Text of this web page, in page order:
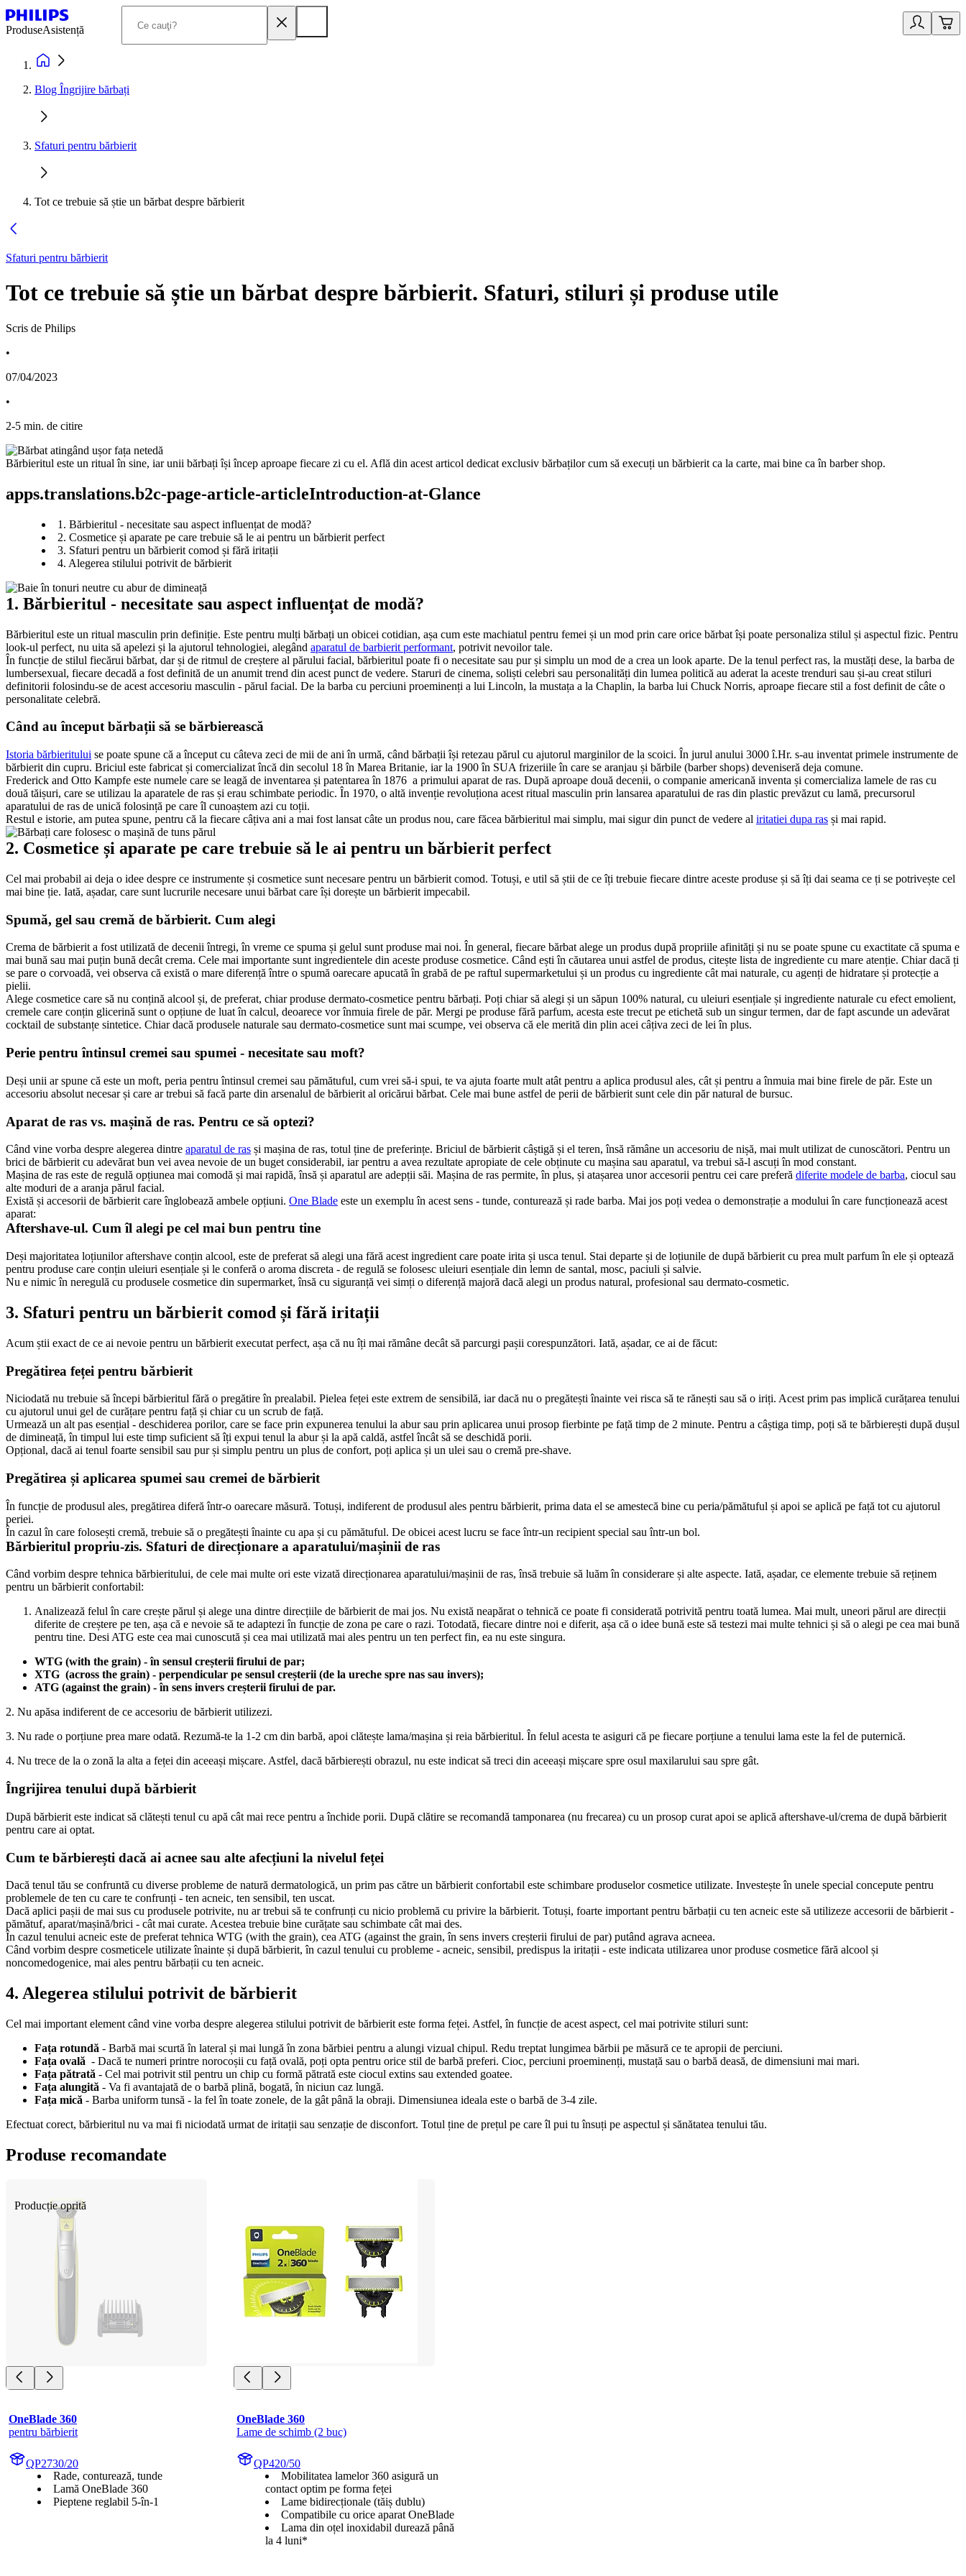
ProduseAsistență
Blog Îngrijire bărbați
Sfaturi pentru bărbierit
Tot ce trebuie să știe un bărbat despre bărbierit
Sfaturi pentru bărbierit
Tot ce trebuie să știe un bărbat despre bărbierit. Sfaturi, stiluri și produse utile
Scris de Philips
•
07/04/2023
•
2-5 min. de citire
Bărbieritul este un ritual în sine, iar unii bărbați își încep aproape fiecare zi cu el. Află din acest articol dedicat exclusiv bărbaților cum să execuți un bărbierit ca la carte, mai bine ca în barber shop.
apps.translations.b2c-page-article-articleIntroduction-at-Glance
1. Bărbieritul - necesitate sau aspect influențat de modă?
2. Cosmetice și aparate pe care trebuie să le ai pentru un bărbierit perfect
3. Sfaturi pentru un bărbierit comod și fără iritații
4. Alegerea stilului potrivit de bărbierit
1. Bărbieritul - necesitate sau aspect influențat de modă?
Bărbieritul este un ritual masculin prin definiție. Este pentru mulți bărbați un obicei cotidian, așa cum este machiatul pentru femei și un mod prin care orice bărbat își poate personaliza stilul și aspectul fizic. Pentru
look-ul perfect, nu uita să apelezi și la ajutorul tehnologiei, alegând aparatul de barbierit performant, potrivit nevoilor tale.
În funcție de stilul fiecărui bărbat, dar și de ritmul de creștere al părului facial, bărbieritul poate fi o necesitate sau pur și simplu un mod de a crea un look aparte. De la tenul perfect ras, la mustăți dese, la barba de
lumbersexual, fiecare decadă a fost definită de un anumit trend din acest punct de vedere. Staruri de cinema, soliști celebri sau personalități din lumea politică au aderat la aceste trenduri sau și-au creat stiluri
definitorii folosindu-se de acest accesoriu masculin - părul facial. De la barba cu perciuni proeminenți a lui Lincoln, la mustața a la Chaplin, la barba lui Chuck Norris, aproape fiecare stil a fost definit de câte o
personalitate celebră.
Când au început bărbații să se bărbierească
Istoria bărbieritului se poate spune că a început cu câteva zeci de mii de ani în urmă, când bărbații își retezau părul cu ajutorul marginilor de la scoici. În jurul anului 3000 î.Hr. s-au inventat primele instrumente de
bărbierit din cupru. Briciul este fabricat și comercializat încă din secolul 18 în Marea Britanie, iar la 1900 în SUA frizeriile în care se aranjau și bărbile (barber shops) deveniseră deja comune.
Frederick and Otto Kampfe este numele care se leagă de inventarea și patentarea în 1876  a primului aparat de ras. După aproape două decenii, o companie americană inventa și comercializa lamele de ras cu
două tăișuri, care se utilizau la aparatele de ras și erau schimbate periodic. În 1970, o altă invenție revoluționa acest ritual masculin prin lansarea aparatului de ras din plastic prevăzut cu lamă, precursorul
aparatului de ras de unică folosință pe care îl cunoaștem azi cu toții.
Restul e istorie, am putea spune, pentru că la fiecare câțiva ani a mai fost lansat câte un produs nou, care făcea bărbieritul mai simplu, mai sigur din punct de vedere al iritatiei dupa ras și mai rapid.
2. Cosmetice și aparate pe care trebuie să le ai pentru un bărbierit perfect
Cel mai probabil ai deja o idee despre ce instrumente și cosmetice sunt necesare pentru un bărbierit comod. Totuși, e util să știi de ce îți trebuie fiecare dintre aceste produse și să îți dai seama ce ți se potrivește cel
mai bine ție. Iată, așadar, care sunt lucrurile necesare unui bărbat care își dorește un bărbierit impecabil.
Spumă, gel sau cremă de bărbierit. Cum alegi
Crema de bărbierit a fost utilizată de decenii întregi, în vreme ce spuma și gelul sunt produse mai noi. În general, fiecare bărbat alege un produs după propriile afinități și nu se poate spune cu exactitate că spuma e
mai bună sau mai puțin bună decât crema. Cele mai importante sunt ingredientele din aceste produse cosmetice. Când ești în căutarea unui astfel de produs, citește lista de ingrediente cu mare atenție. Chiar dacă ți
se pare o corvoadă, vei observa că există o mare diferență între o spumă oarecare apucată în grabă de pe raftul supermarketului și un produs cu ingrediente cât mai naturale, cu agenți de hidratare și protecție a
pielii.
Alege cosmetice care să nu conțină alcool și, de preferat, chiar produse dermato-cosmetice pentru bărbați. Poți chiar să alegi și un săpun 100% natural, cu uleiuri esențiale și ingrediente naturale cu efect emolient,
cremele care conțin glicerină sunt o opțiune de luat în calcul, deoarece vor înmuia firele de păr. Mergi pe produse fără parfum, acesta este trecut pe etichetă sub un singur termen, dar de fapt ascunde un adevărat
cocktail de substanțe sintetice. Chiar dacă produsele naturale sau dermato-cosmetice sunt mai scumpe, vei observa că ele merită din plin acei câțiva zeci de lei în plus.
Perie pentru întinsul cremei sau spumei - necesitate sau moft?
Deși unii ar spune că este un moft, peria pentru întinsul cremei sau pămătuful, cum vrei să-i spui, te va ajuta foarte mult atât pentru a aplica produsul ales, cât și pentru a înmuia mai bine firele de păr. Este un
accesoriu absolut necesar și care ar trebui să facă parte din arsenalul de bărbierit al oricărui bărbat. Cele mai bune astfel de perii de bărbierit sunt cele din păr natural de bursuc.
Aparat de ras vs. mașină de ras. Pentru ce să optezi?
Când vine vorba despre alegerea dintre aparatul de ras și mașina de ras, totul ține de preferințe. Briciul de bărbierit câștigă și el teren, însă rămâne un accesoriu de nișă, mai mult utilizat de cunoscători. Pentru un
brici de bărbierit cu adevărat bun vei avea nevoie de un buget considerabil, iar pentru a avea rezultate apropiate de cele obținute cu mașina sau aparatul, va trebui să-l ascuți în mod constant.
Mașina de ras este de regulă opțiunea mai comodă și mai rapidă, însă și aparatul are adepții săi. Mașina de ras permite, în plus, și atașarea unor accesorii pentru cei care preferă diferite modele de barba, ciocul sau
alte moduri de a aranja părul facial.
Există și accesorii de bărbierit care înglobează ambele opțiuni. One Blade este un exemplu în acest sens - tunde, conturează și rade barba. Mai jos poți vedea o demonstrație a modului în care funcționează acest
aparat:
Aftershave-ul. Cum îl alegi pe cel mai bun pentru tine
Deși majoritatea loțiunilor aftershave conțin alcool, este de preferat să alegi una fără acest ingredient care poate irita și usca tenul. Stai departe și de loțiunile de după bărbierit cu prea mult parfum în ele și optează
pentru produse care conțin uleiuri esențiale și le conferă o aroma discreta - de regulă se folosesc uleiuri esențiale din lemn de santal, mosc, paciuli și salvie.
Nu e nimic în neregulă cu produsele cosmetice din supermarket, însă cu siguranță vei simți o diferență majoră dacă alegi un produs natural, profesional sau dermato-cosmetic.
3. Sfaturi pentru un bărbierit comod și fără iritații
Acum știi exact de ce ai nevoie pentru un bărbierit executat perfect, așa că nu îți mai rămâne decât să parcurgi pașii corespunzători. Iată, așadar, ce ai de făcut:
Pregătirea feței pentru bărbierit
Niciodată nu trebuie să începi bărbieritul fără o pregătire în prealabil. Pielea feței este extrem de sensibilă, iar dacă nu o pregătești înainte vei risca să te rănești sau să o iriți. Acest prim pas implică curățarea tenului
cu ajutorul unui gel de curățare pentru față și chiar cu un scrub de față.
Urmează un alt pas esențial - deschiderea porilor, care se face prin expunerea tenului la abur sau prin aplicarea unui prosop fierbinte pe față timp de 2 minute. Pentru a câștiga timp, poți să te bărbierești după dușul
de dimineață, în timpul lui este timp suficient să îți expui tenul la abur și la apă caldă, astfel încât să se deschidă porii.
Opțional, dacă ai tenul foarte sensibil sau pur și simplu pentru un plus de confort, poți aplica și un ulei sau o cremă pre-shave.
Pregătirea și aplicarea spumei sau cremei de bărbierit
În funcție de produsul ales, pregătirea diferă într-o oarecare măsură. Totuși, indiferent de produsul ales pentru bărbierit, prima data el se amestecă bine cu peria/pămătuful și apoi se aplică pe față tot cu ajutorul
periei.
În cazul în care folosești cremă, trebuie să o pregătești înainte cu apa și cu pămătuful. De obicei acest lucru se face într-un recipient special sau într-un bol.
Bărbieritul propriu-zis. Sfaturi de direcționare a aparatului/mașinii de ras
Când vorbim despre tehnica bărbieritului, de cele mai multe ori este vizată direcționarea aparatului/mașinii de ras, însă trebuie să luăm în considerare și alte aspecte. Iată, așadar, ce elemente trebuie să reținem
pentru un bărbierit confortabil:
Analizează felul în care crește părul și alege una dintre direcțiile de bărbierit de mai jos. Nu există neapărat o tehnică ce poate fi considerată potrivită pentru toată lumea. Mai mult, uneori părul are direcții
diferite de creștere pe ten, așa că e nevoie să te adaptezi în funcție de zona pe care o razi. Totodată, fiecare dintre noi e diferit, așa că o idee bună este să testezi mai multe tehnici și să o alegi pe cea mai bună
pentru tine. Desi ATG este cea mai cunoscută și cea mai utilizată mai ales pentru un ten perfect fin, ea nu este singura.
WTG (with the grain) - în sensul creșterii firului de par;
XTG  (across the grain) - perpendicular pe sensul creșterii (de la ureche spre nas sau invers);
ATG (against the grain) - în sens invers creșterii firului de par.
2. Nu apăsa indiferent de ce accesoriu de bărbierit utilizezi.
3. Nu rade o porțiune prea mare odată. Rezumă-te la 1-2 cm din barbă, apoi clătește lama/mașina și reia bărbieritul. În felul acesta te asiguri că pe fiecare porțiune a tenului lama este la fel de puternică.
4. Nu trece de la o zonă la alta a feței din aceeași mișcare. Astfel, dacă bărbierești obrazul, nu este indicat să treci din aceeași mișcare spre osul maxilarului sau spre gât.
Îngrijirea tenului după bărbierit
După bărbierit este indicat să clătești tenul cu apă cât mai rece pentru a închide porii. După clătire se recomandă tamponarea (nu frecarea) cu un prosop curat apoi se aplică aftershave-ul/crema de după bărbierit
pentru care ai optat.
Cum te bărbierești dacă ai acnee sau alte afecțiuni la nivelul feței
Dacă tenul tău se confruntă cu diverse probleme de natură dermatologică, un prim pas către un bărbierit confortabil este schimbare produselor cosmetice utilizate. Investește în unele special concepute pentru
problemele de ten cu care te confrunți - ten acneic, ten sensibil, ten uscat.
Dacă aplici pașii de mai sus cu produsele potrivite, nu ar trebui să te confrunți cu nicio problemă cu privire la bărbierit. Totuși, foarte important pentru bărbații cu ten acneic este să utilizeze accesorii de bărbierit -
pămătuf, aparat/mașină/brici - cât mai curate. Acestea trebuie bine curățate sau schimbate cât mai des.
În cazul tenului acneic este de preferat tehnica WTG (with the grain), cea ATG (against the grain, în sens invers creșterii firului de par) putând agrava acneea.
Când vorbim despre cosmeticele utilizate înainte și după bărbierit, în cazul tenului cu probleme - acneic, sensibil, predispus la iritații - este indicata utilizarea unor produse cosmetice fără alcool și
noncomedogenice, mai ales pentru bărbații cu ten acneic.
4. Alegerea stilului potrivit de bărbierit
Cel mai important element când vine vorba despre alegerea stilului potrivit de bărbierit este forma feței. Astfel, în funcție de acest aspect, cel mai potrivite stiluri sunt:
Fața rotundă - Barbă mai scurtă în lateral și mai lungă în zona bărbiei pentru a alungi vizual chipul. Redu treptat lungimea bărbii pe măsură ce te apropii de perciuni.
Fața ovală - Dacă te numeri printre norocoșii cu față ovală, poți opta pentru orice stil de barbă preferi. Cioc, perciuni proeminenți, mustață sau o barbă deasă, de dimensiuni mai mari.
Fața pătrată - Cel mai potrivit stil pentru un chip cu formă pătrată este ciocul extins sau extended goatee.
Fața alungită - Va fi avantajată de o barbă plină, bogată, în niciun caz lungă.
Fața mică - Barba uniform tunsă - la fel în toate zonele, de la gât până la obraji. Dimensiunea ideala este o barbă de 3-4 zile.
Efectuat corect, bărbieritul nu va mai fi niciodată urmat de iritații sau senzație de disconfort. Totul ține de prețul pe care îl pui tu însuți pe aspectul și sănătatea tenului tău.
Produse recomandate
Producție oprită
OneBlade 360
pentru bărbierit
QP2730/20
Rade, conturează, tunde
Lamă OneBlade 360
Pieptene reglabil 5-în-1
OneBlade 360
Lame de schimb (2 buc)
QP420/50
Mobilitatea lamelor 360 asigură un
contact optim pe forma feței
Lame bidirecționale (tăiș dublu)
Compatibile cu orice aparat OneBlade
Lama din oțel inoxidabil durează până
la 4 luni*